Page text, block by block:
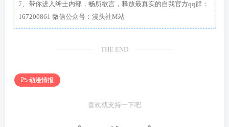
7、带你进入绅士内部，畅所欲言，释放最真实的自我官方qq群：
167200861 微信公众号：漫头社M站
THE END
动漫情报
喜欢就支持一下吧